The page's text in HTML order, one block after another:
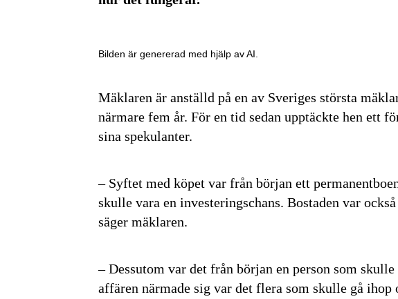
Bilden är genererad med hjälp av AI.
Mäklaren är anställd på en av Sveriges största
närmare fem år. För en tid sedan upptäckte hen ett
sina spekulanter.
– Syftet med köpet var från början ett
skulle vara en investeringschans. Bostaden var
säger mäklaren.
– Dessutom var det från början en person som
affären närmade sig var det flera som skulle gå